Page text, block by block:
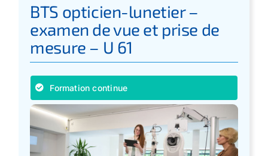
BTS opticien-lunetier –
examen de vue et prise de
mesure – U 61
Formation continue